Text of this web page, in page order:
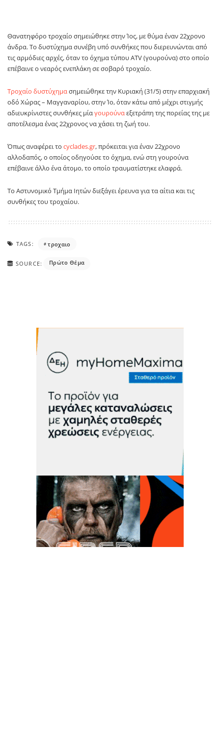
Θανατηφόρο τροχαίο σημειώθηκε στηνΊος, με θύμα έναν 22χρονο
άνδρα. Το δυστύχημα συνέβη υπό συνθήκες που διερευνώνται από
τις αρμόδιες αρχές, όταν το όχημα τύπου ATV (γουρούνα) στο οποίο
επέβαινε ο νεαρός ενεπλάκη σε σοβαρό τροχαίο.
Τροχαίο δυστύχημασημειώθηκε την Κυριακή (31/5) στην επαρχιακή
οδό Χώρας – Μαγγαναρίου, στην Ίο, όταν κάτω από μέχρι στιγμής
αδιευκρίνιστες συνθήκες μίαγουρούναεξετράπη της πορείας της με
αποτέλεσμα ένας 22χρονος να χάσει τη ζωή του.
Όπως αναφέρει το cyclades.gr, πρόκειται για έναν 22χρονο
αλλοδαπός, ο οποίος οδηγούσε το όχημα, ενώ στη γουρούνα
επέβαινε άλλο ένα άτομο, το οποίο τραυματίστηκε ελαφρά.
Το Αστυνομικό Τμήμα Ιητών διεξάγει έρευνα για τα αίτια και τις
συνθήκες του τροχαίου.
TAGS: τροχαιο
SOURCE: Πρώτο Θέμα